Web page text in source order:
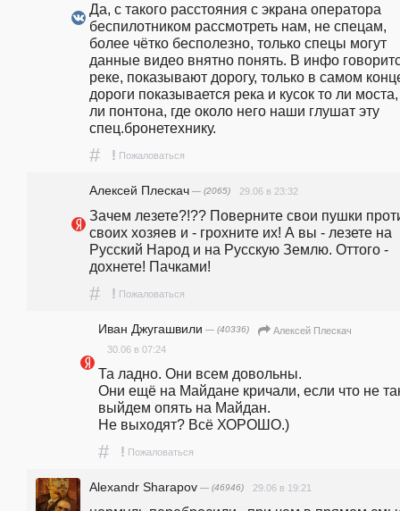
Да, с такого расстояния с экрана оператора
беспилотником рассмотреть нам, не спецам,
более чётко бесполезно, только спецы могут
данные видео внятно понять. В инфо
реке, показывают дорогу, только в самом
дороги показывается река и кусок то ли
ли понтона, где около него наши глушат эту
спец.бронетехнику.
# ! Пожаловаться
Алексей Плескач — (2065) 29.06 в 23:32
Зачем лезете?!?? Поверните свои пушки
своих хозяев и - грохните их! А вы - лезете на
Русский Народ и на Русскую Землю. Оттого -
дохнете! Пачками!
# ! Пожаловаться
Иван Джугашвили — (40336)
Алексей Плескач
30.06 в 07:24
Та ладно. Они всем довольны.
Они ещё на Майдане кричали, если что не
выйдем опять на Майдан.
Не выходят? Всё ХОРОШО.)
# ! Пожаловаться
Alexandr Sharapov — (46946) 29.06 в 19:21